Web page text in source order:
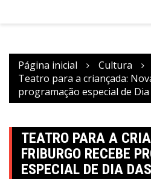
Página inicial
Cultura
Teatro para a criançada:
programação especial de Dia
TEATRO PARA A
FRIBURGO RECEBE
ESPECIAL DE DIA